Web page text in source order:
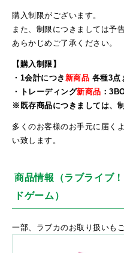
購入制限がございます。
また、制限につきましては予
あらかじめご了承ください。
【購入制限】
・1会計につき 新商品 各種3点
・トレーディング新商品 ：
※既存商品につきましては、
多くのお客様のお手元に届く
い致します。
商品情報（ラブライブ
ドゲーム）
一部、ラブカのお取り扱いも